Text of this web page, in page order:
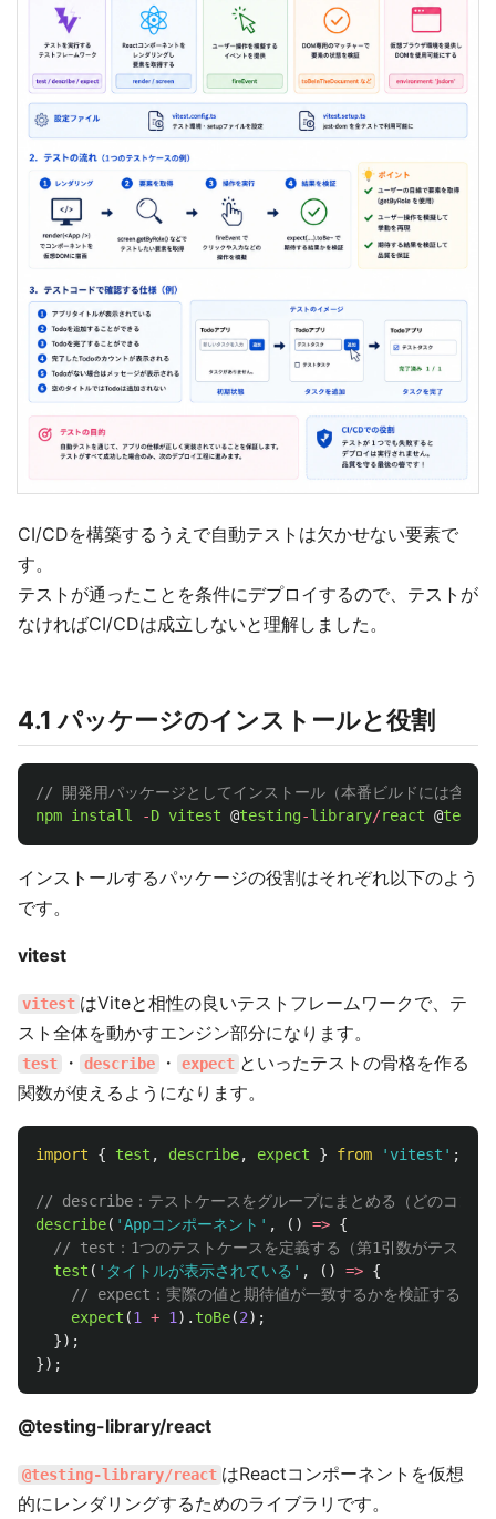
CI/CDを構築するうえで自動テストは欠かせない要素で
す。
テストが通ったことを条件にデプロイするので、テストが
なければCI/CDは成立しないと理解しました。
4.1 パッケージのインストールと役割
// 開発用パッケージとしてインストール（本番ビルドには含ま
npm install -D vitest @testing-library/react @
インストールするパッケージの役割はそれぞれ以下のよう
です。
vitest
vitest はViteと相性の良いテストフレームワークで、テ
スト全体を動かすエンジン部分になります。
test ・ describe ・ expect といったテストの骨格を作る
関数が使えるようになります。
import { test , describe, expect } from ' vitest ' ;
// describe：テストケースをグループにまとめる（どのコンポ
describe( 'Appコンポーネント ' , () => {
// test：1つのテストケースを定義する（第1引数がテストの
test ( ' タイトルが表示されている ' , () => {
// expect：実際の値と期待値が一致するかを検証する
expect (1 + 1 ). toBe(2);
});
});
@testing-library/react
@testing-library/react はReactコンポーネントを仮想
的にレンダリングするためのライブラリです。